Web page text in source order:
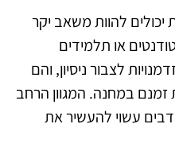
יכולים להוות משאב יקר
או תלמידים
לצבור ניסיון, והם
זמנם במחנה. המגוון הרחב
עשוי להעשיר את